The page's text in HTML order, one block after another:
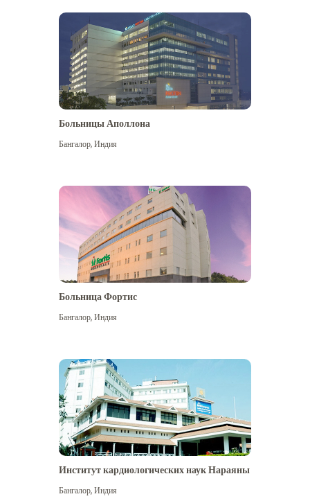
Посмотреть больше
Больницы Аполлона
Бангалор,Индия
Больница Фортис
Бангалор,Индия
Институт кардиологических наук Нараяны
Бангалор,Индия